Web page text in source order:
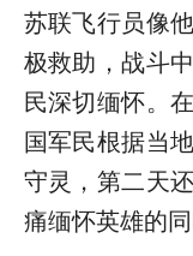
苏联飞行员像
极救助，战斗
民深切缅怀。
国军民根据当
守灵，第二天
痛缅怀英雄的